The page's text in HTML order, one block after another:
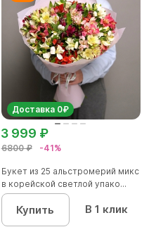
Доставка 0₽
6800 ₽ -41%
3 999 ₽
Букет из 25 альстромерий микс
в корейской светлой упако...
Купить В 1 клик